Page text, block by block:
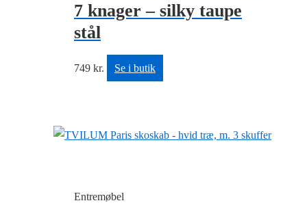
7 knager – silky taupe
stål
749 kr. Se i butik
Entremøbel